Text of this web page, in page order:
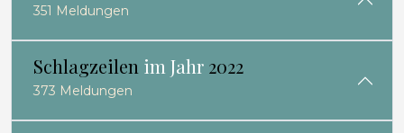
351 Meldungen
Schlagzeilen im Jahr 2022
373 Meldungen